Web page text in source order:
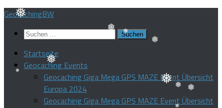
❅
❅
❅
❅
❅
Zum
springen
GeocachingBW
Suchen
Startseite
Geocaching Events
Geocaching Giga Mega GPS MAZE Event Übersicht
Europa 2024
Geocaching Giga Mega GPS MAZE Event Übersicht